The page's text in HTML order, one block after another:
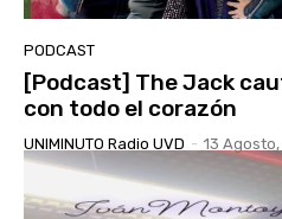
PODCAST
[Podcast] The Jack
con todo el corazón
UNIMINUTO Radio UVD - 13